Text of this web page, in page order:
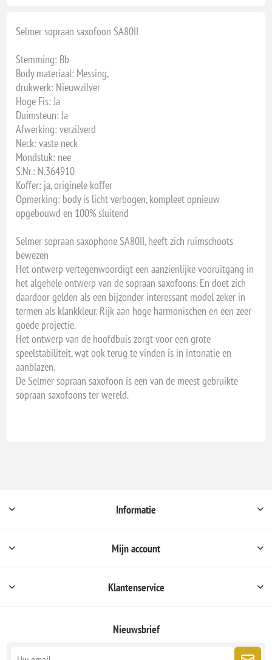
Selmer sopraan saxofoon SA80II
Stemming: Bb
Body materiaal: Messing,
drukwerk: Nieuwzilver
Hoge Fis: Ja
Duimsteun: Ja
Afwerking: verzilverd
Neck: vaste neck
Mondstuk: nee
S.Nr.: N.364910
Koffer: ja, originele koffer
Opmerking: body is licht verbogen, kompleet opnieuw
opgebouwd en 100% sluitend
Selmer sopraan saxophone SA80II, heeft zich ruimschoots
bewezen
Het ontwerp vertegenwoordigt een aanzienlijke vooruitgang in
het algehele ontwerp van de sopraan saxofoons. En doet zich
daardoor gelden als een bijzonder interessant model zeker in
termen als klankkleur. Rijk aan hoge harmonischen en een zeer
goede projectie.
Het ontwerp van de hoofdbuis zorgt voor een grote
speelstabiliteit, wat ook terug te vinden is in intonatie en
aanblazen.
De Selmer sopraan saxofoon is een van de meest gebruikte
sopraan saxofoons ter wereld.
Informatie
Mijn account
Klantenservice
Nieuwsbrief